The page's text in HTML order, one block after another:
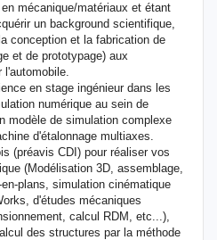
mécanique/matériaux et étant
un background scientifique,
conception et la fabrication de
et de prototypage) aux
l'automobile.
en stage ingénieur dans les
numérique au sein de
modèle de simulation complexe
d'étalonnage multiaxes.
(préavis CDI) pour réaliser vos
(Modélisation 3D, assemblage,
plans, simulation cinématique
d'études mécaniques
calcul RDM, etc...),
des structures par la méthode